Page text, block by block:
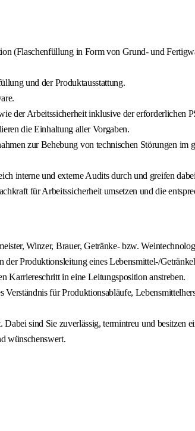
(Flaschenfüllung in Form von Grund- und
und der Produktausstattung.
der Arbeitssicherheit inklusive der erforderlichen
die Einhaltung aller Vorgaben.
zur Behebung von technischen Störungen
interne und externe Audits durch und greifen
für Arbeitssicherheit umsetzen und die
Winzer, Brauer, Getränke- bzw.
Produktionsleitung eines Lebensmittel-/
Karriereschritt in eine Leitungsposition anstreben.
für Produktionsabläufe,
sind Sie zuverlässig, termintreu und besitzen
wünschenswert.